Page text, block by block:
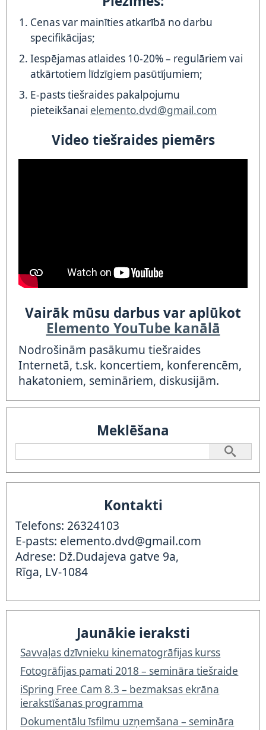
Cenas var mainīties atkarībā no darbu
specifikācijas;
Iespējamas atlaides 10-20% – regulāriem vai
atkārtotiem līdzīgiem pasūtījumiem;
E-pasts tiešraides pakalpojumu
pieteikšanai elemento.dvd@gmail.com
Video tiešraides piemērs
Vairāk mūsu darbus var aplūkot
Elemento YouTube kanālā
Nodrošinām pasākumu tiešraides
Internetā, t.sk. koncertiem, konferencēm,
hakatoniem, semināriem, diskusijām.
Meklēšana
Kontakti
Telefons: 26324103
E-pasts: elemento.dvd@gmail.com
Adrese: Dž.Dudajeva gatve 9a,
Rīga, LV-1084
Jaunākie ieraksti
Savvaļas dzīvnieku kinematogrāfijas kurss
Fotogrāfijas pamati 2018 – semināra tiešraide
iSpring Free Cam 8.3 – bezmaksas ekrāna
ierakstīšanas programma
Dokumentālu īsfilmu uzņemšana – semināra